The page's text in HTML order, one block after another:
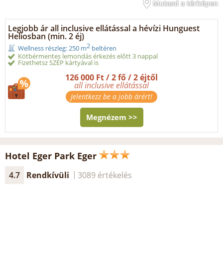
Mutasd a térképen
Legjobb ár all inclusive ellátással a hévízi Hunguest
Heliosban (min. 2 éj)
Wellness részleg: 250 m2 beltéren
Kötbérmentes lemondás érkezés előtt 3 nappal
Fizethetsz SZÉP kártyával is
126 000 Ft / 2 fő / 2 éjtől
all inclusive ellátással
Jelentkezz be a jobb árért!
Megnézem >>
Hotel Eger Park Eger
4.7 Rendkívüli 3089 értékelés